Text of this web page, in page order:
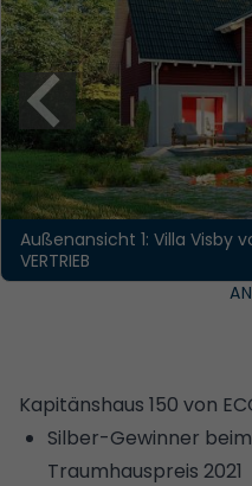
Außenansicht 1: Villa Visby
VERTRIEB
Kapitänshaus 150 von
Silber-Gewinner
Traumhauspreis 2021